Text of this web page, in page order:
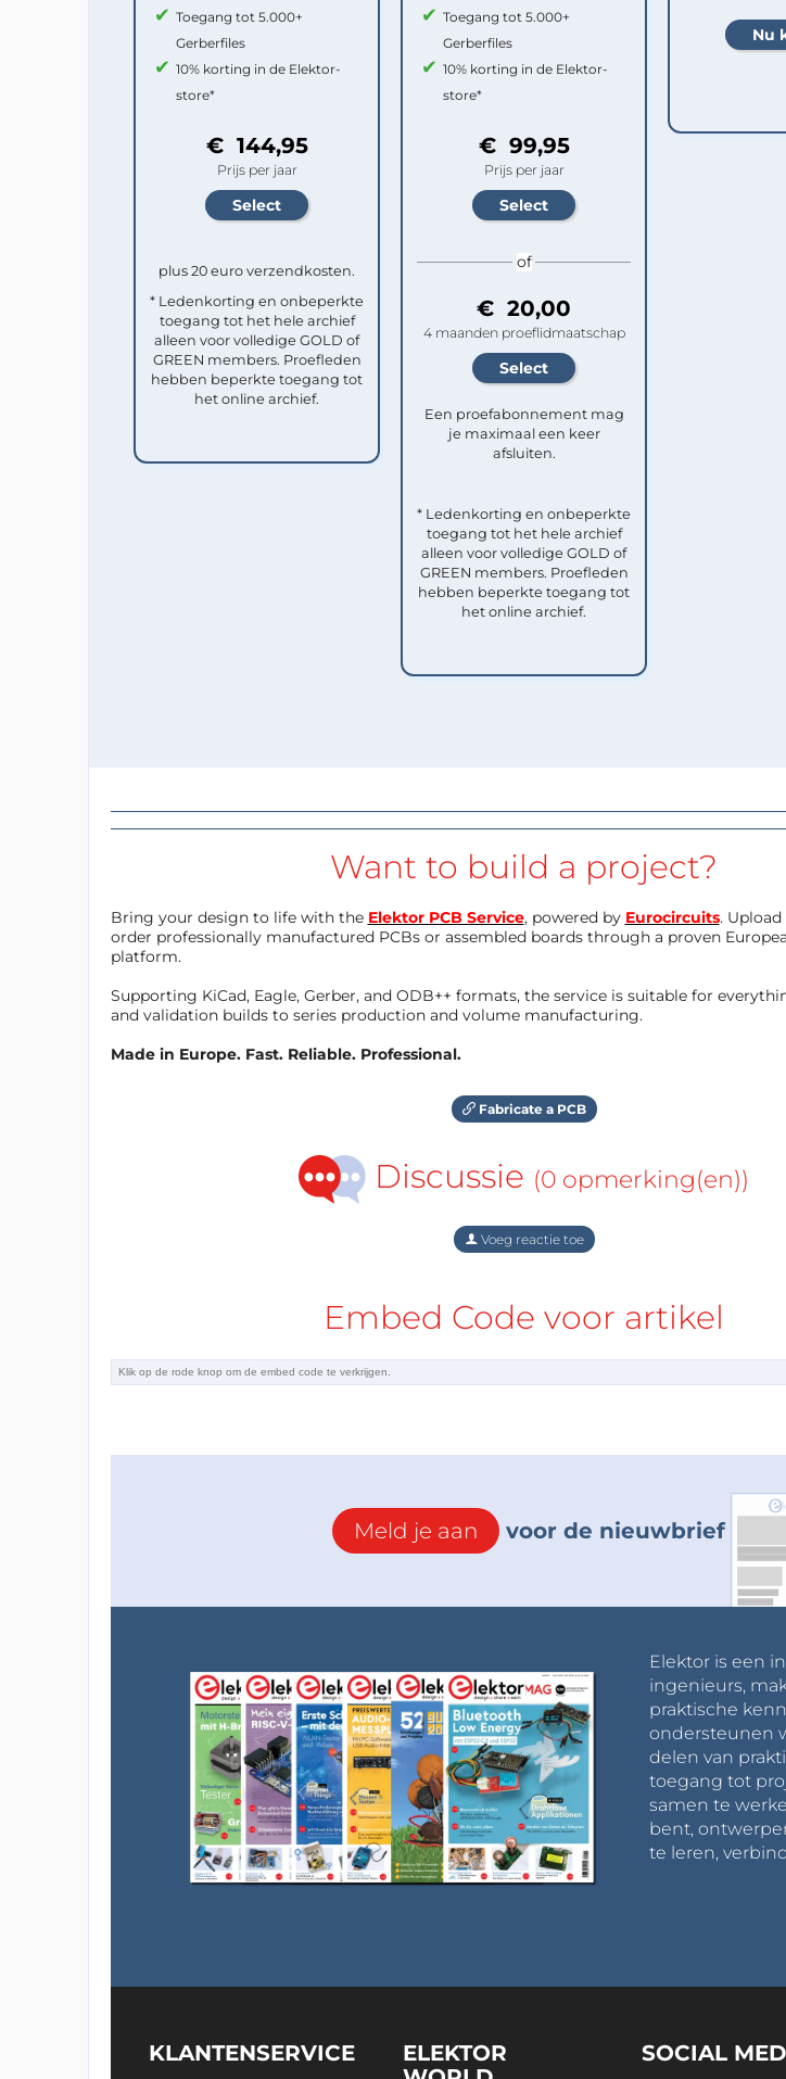
Toegang tot 5.000+
Gerberfiles
10% korting in de Elektor-
store*
€ 144,95
Prijs per jaar
plus 20 euro verzendkosten.
* Ledenkorting en onbeperkte
toegang tot het hele archief
alleen voor volledige GOLD of
GREEN members. Proefleden
hebben beperkte toegang tot
het online archief.
Toegang tot 5.000+
Gerberfiles
10% korting in de Elektor-
store*
€ 99,95
Prijs per jaar
of
€ 20,00
4 maanden proeflidmaatschap
Een proefabonnement mag
je maximaal een keer
afsluiten.
* Ledenkorting en onbeperkte
toegang tot het hele archief
alleen voor volledige GOLD of
GREEN members. Proefleden
hebben beperkte toegang tot
het online archief.
Want to build a project?
Bring your design to life with the Elektor PCB Service, powered by Eurocircuits.
order professionally manufactured PCBs or assembled boards through a proven
platform.
Supporting KiCad, Eagle, Gerber, and ODB++ formats, the service is suitable for
and validation builds to series production and volume manufacturing.
Made in Europe. Fast. Reliable. Professional.
Fabricate a PCB
Discussie (0 opmerking(en))
Voeg reactie toe
Embed Code voor artikel
Meld je aan voor de nieuwbrief
Elektor is een
ingenieurs,
praktische
ondersteunen
delen van
toegang tot
samen te
bent,
te leren,
KLANTENSERVICE
ELEKTOR
SOCIAL